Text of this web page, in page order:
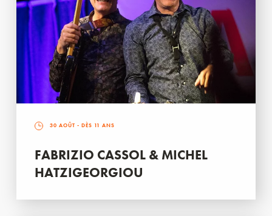
30 AOÛT - DÈS 11 ANS
FABRIZIO CASSOL & MICHEL
HATZIGEORGIOU